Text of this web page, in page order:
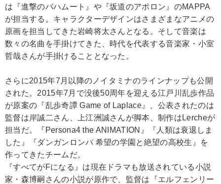
は『進撃のバハムート』や『坂道のアポロン』のMAPPA
が担当する。キャラクターデザインはさまざまなアニメの
原画を担当してきた岩崎将太さんとなる。そして音楽は
数々の名曲を手掛けてきた、時代を代表する音楽家・小室
哲哉さんが手掛けることとなった。
さらに2015年7月以降のノイタミナのラインナップも公開
された。2015年7月で没後50周年を迎える江戸川乱歩作品
が原案の『乱歩奇譚 Game of Laplace』、公表されたのは
監督は岸誠二さん、上江洲誠さんが脚本、制作はLercheが
担当だ。『Persona4 the ANIMATION』『人類は衰退しま
した』『ダンガンロンパ 希望の学園と絶望の高校生』を
作ってきたチームだ。
『すべてがFになる』は現在ドラマも放送されている小説
家・森博嗣さんの小説が原作で、監督は『エルフェンリー